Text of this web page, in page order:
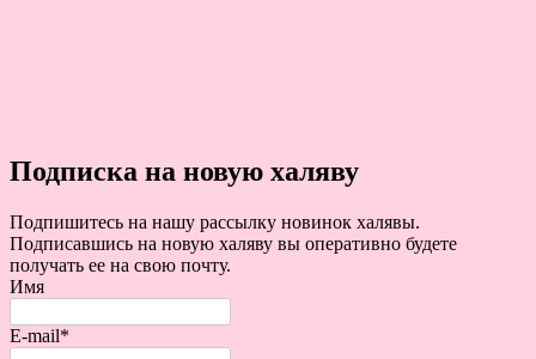
Подписка на новую халяву
Подпишитесь на нашу рассылку новинок халявы.
Подписавшись на новую халяву вы оперативно будете
получать ее на свою почту.
Имя
E-mail*